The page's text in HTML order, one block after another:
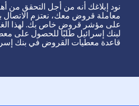
نود إبلاغك أنه من أجل التحقق من
معاملة قروض معك، نعتزم
على مؤشر قروض خاص بك. لهذا
لبنك إسرائيل طلبًا للحصول على
قاعدة معطيات القروض في بنك